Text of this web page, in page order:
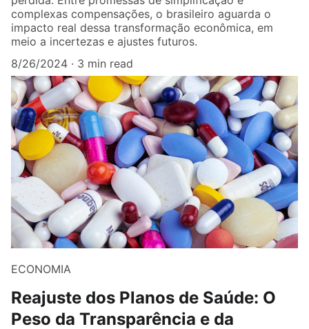
complexas compensações, o brasileiro aguarda o
impacto real dessa transformação econômica, em
meio a incertezas e ajustes futuros.
8/26/2024
3 min read
ECONOMIA
Reajuste dos Planos de Saúde: O
Peso da Transparência e da